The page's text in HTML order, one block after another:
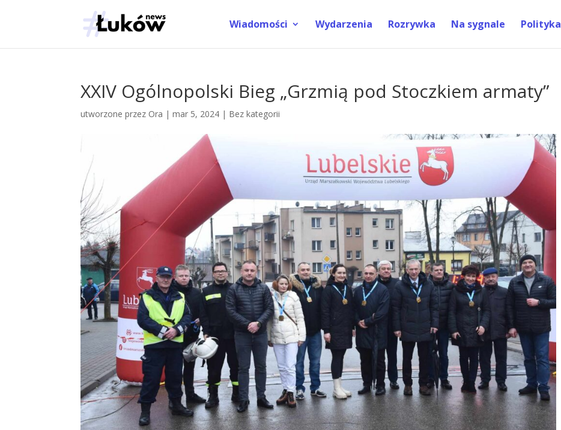
Wiadomości Wydarzenia Rozrywka Na sygnale Polityka
XXIV Ogólnopolski Bieg „Grzmią pod Stoczkiem armaty”
utworzone przez Ora |mar 5, 2024 | Bez kategorii